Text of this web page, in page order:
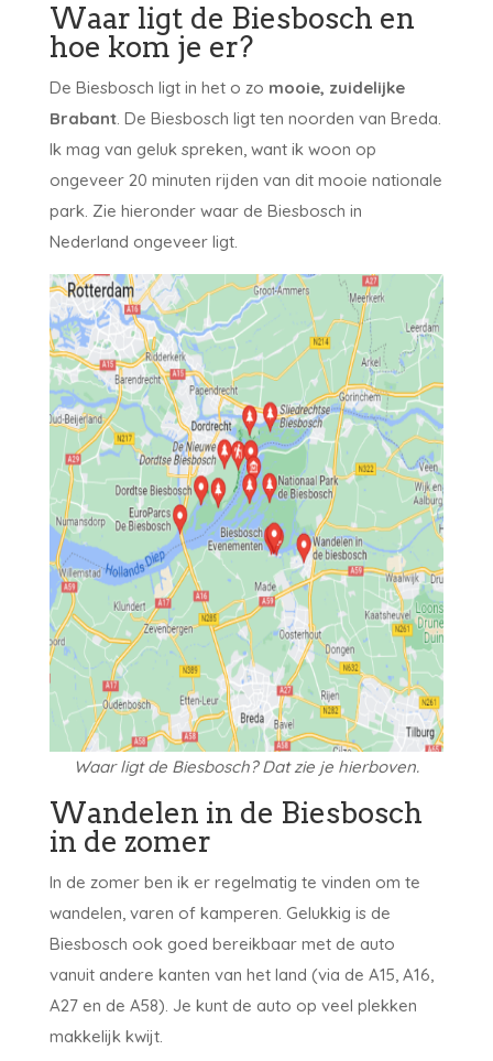
Waar ligt de Biesbosch en
hoe kom je er?
De Biesbosch ligt in het o zo mooie, zuidelijke
Brabant. De Biesbosch ligt ten noorden van Breda.
Ik mag van geluk spreken, want ik woon op
ongeveer 20 minuten rijden van dit mooie nationale
park. Zie hieronder waar de Biesbosch in
Nederland ongeveer ligt.
Waar ligt de Biesbosch? Dat zie je hierboven.
Wandelen in de Biesbosch
in de zomer
In de zomer ben ik er regelmatig te vinden om te
wandelen, varen of kamperen. Gelukkig is de
Biesbosch ook goed bereikbaar met de auto
vanuit andere kanten van het land (via de A15, A16,
A27 en de A58). Je kunt de auto op veel plekken
makkelijk kwijt.